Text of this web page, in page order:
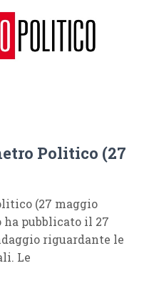
Politico (27
(27 maggio
ha pubblicato il 27
riguardante le
Le